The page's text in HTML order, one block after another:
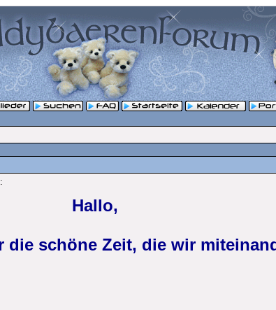
Hallo,
die schöne Zeit, die wir